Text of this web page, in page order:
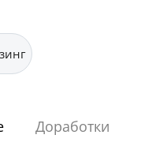
Доработки